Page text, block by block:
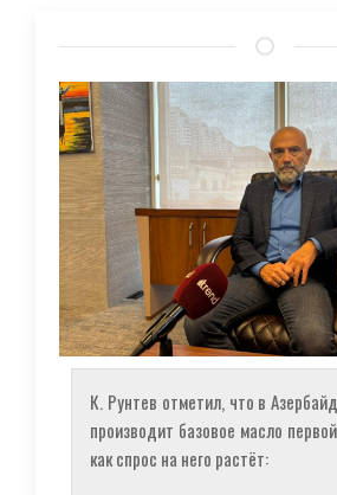
К. Рунтев отметил, что в
производит базовое масло
как спрос на него растёт: